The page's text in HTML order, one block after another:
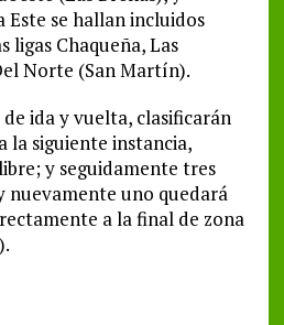
Este se hallan incluidos
ligas Chaqueña, Las
Norte (San Martín).
ida y vuelta, clasificarán
la siguiente instancia,
y seguidamente tres
nuevamente uno quedará
a la final de zona